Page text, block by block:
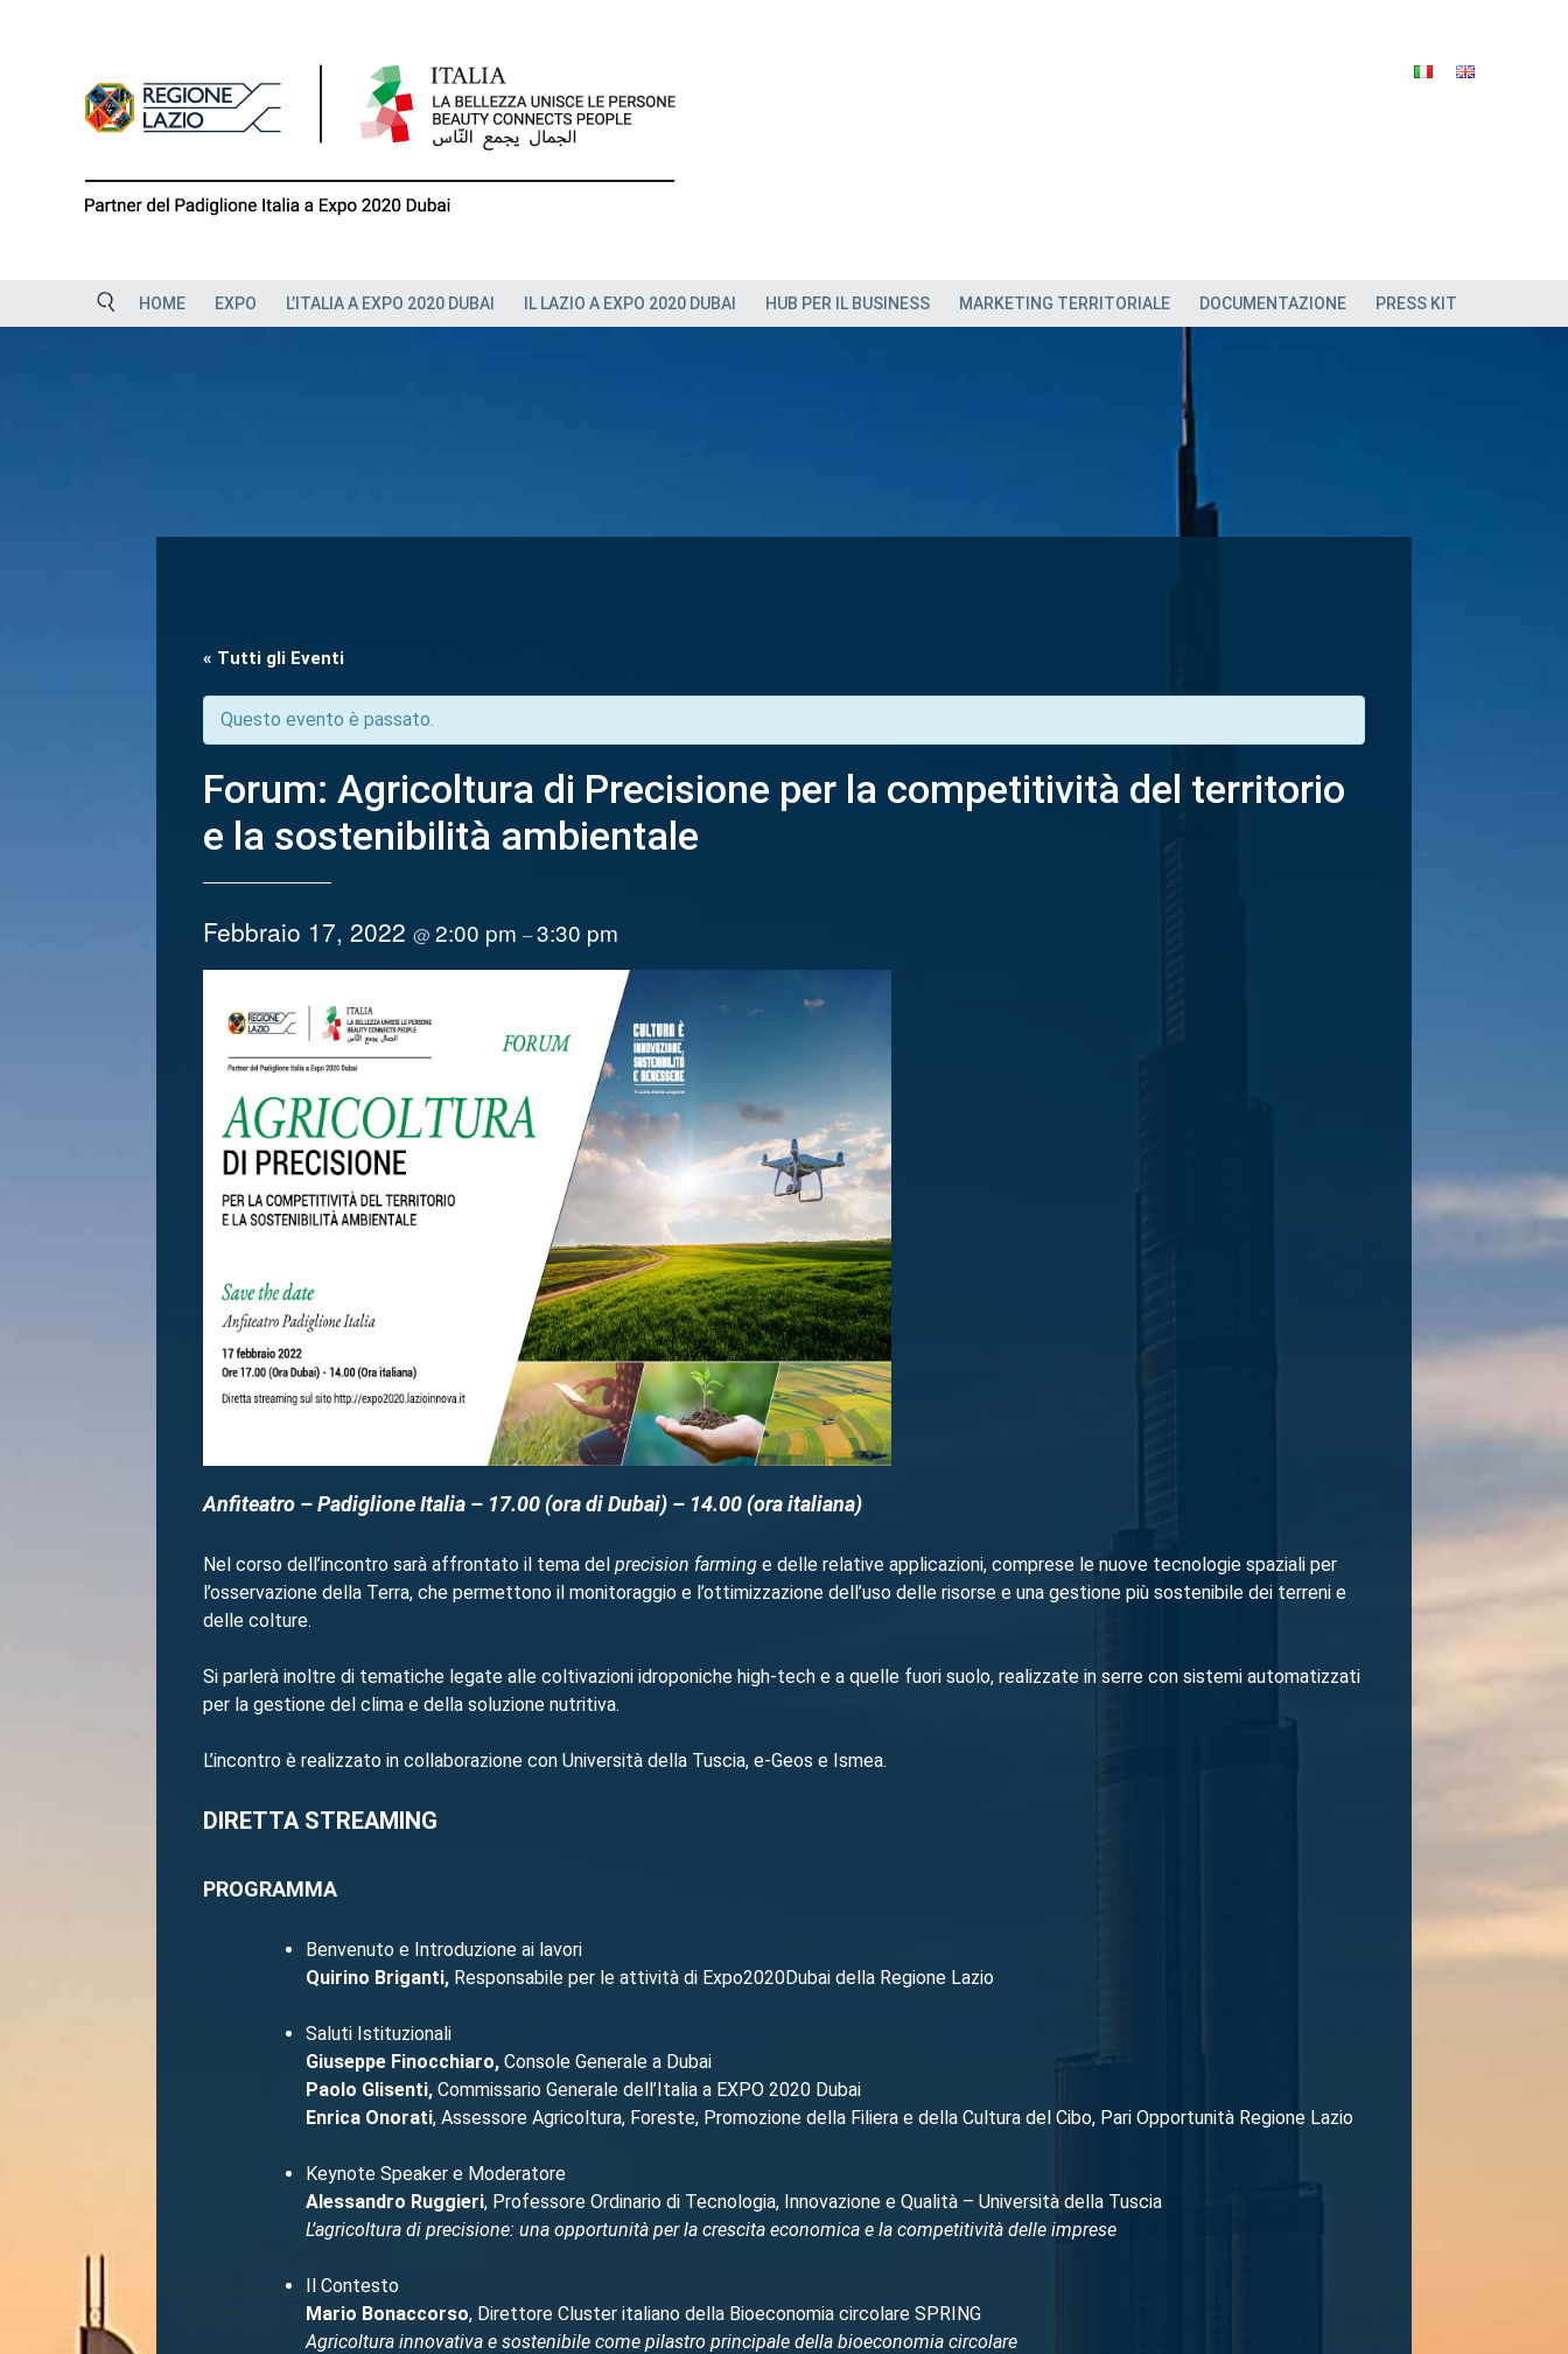
HOME EXPO L’ITALIA A EXPO 2020 DUBAI IL LAZIO A EXPO 2020 DUBAI HUB PER IL BUSINESS MARKETING TERRITORIALE DOCUMENTAZIONE PRESS KIT
« Tutti gli Eventi
Questo evento è passato.
Forum: Agricoltura di Precisione per la competitività del territorio
e la sostenibilità ambientale
Febbraio 17, 2022@2:00 pm–3:30 pm
Anfiteatro – Padiglione Italia – 17.00 (ora di Dubai) – 14.00 (ora italiana)
Nel corso dell’incontro sarà affrontato il tema delprecision farming e delle relative applicazioni, comprese le nuove tecnologie spaziali per
l’osservazione della Terra, che permettono il monitoraggio e l’ottimizzazione dell’uso delle risorse e una gestione più sostenibile dei terreni e
delle colture.
Si parlerà inoltre di tematiche legate alle coltivazioni idroponiche high-tech e a quelle fuori suolo, realizzate in serre con sistemi automatizzati
per la gestione del clima e della soluzione nutritiva.
L’incontro è realizzato in collaborazione conUniversità della Tuscia,e-Geos e Ismea.
DIRETTA STREAMING
PROGRAMMA
Benvenuto e Introduzione ai lavori
Quirino Briganti, Responsabile per le attività di Expo2020Dubai della Regione Lazio
Saluti Istituzionali
Giuseppe Finocchiaro,Console Generale a Dubai
Paolo Glisenti,Commissario Generale dell’Italia a EXPO 2020 Dubai
Enrica Onorati, Assessore Agricoltura, Foreste, Promozione della Filiera e della Cultura del Cibo, Pari Opportunità Regione Lazio
Keynote Speaker e Moderatore
Alessandro Ruggieri, Professore Ordinario di Tecnologia, Innovazione e Qualità – Università della Tuscia
L’agricoltura di precisione: una opportunità per la crescita economica e la competitività delle imprese
Il Contesto
Mario Bonaccorso, Direttore Cluster italiano della Bioeconomia circolare SPRING
Agricoltura innovativa e sostenibile come pilastro principale della bioeconomia circolare